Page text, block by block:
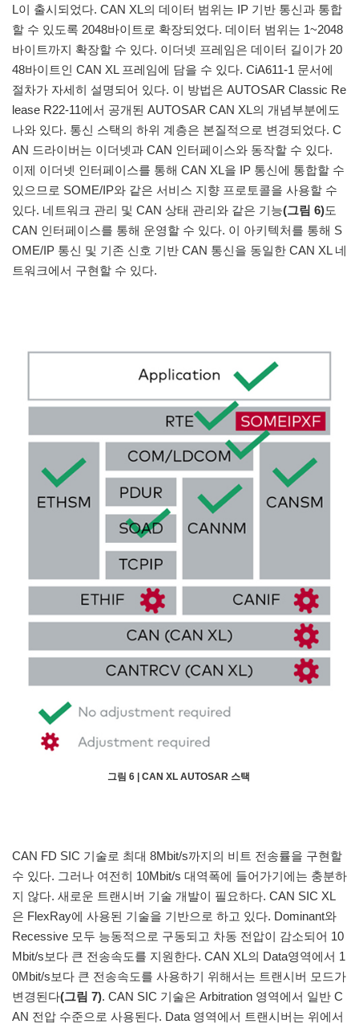
L이 출시되었다. CAN XL의 데이터 범위는 IP 기반 통신과 통합
할 수 있도록 2048바이트로 확장되었다. 데이터 범위는 1~2048
바이트까지 확장할 수 있다. 이더넷 프레임은 데이터 길이가 20
48바이트인 CAN XL 프레임에 담을 수 있다. CiA611-1 문서에
절차가 자세히 설명되어 있다. 이 방법은 AUTOSAR Classic Re
lease R22-11에서 공개된 AUTOSAR CAN XL의 개념부분에도
나와 있다. 통신 스택의 하위 계층은 본질적으로 변경되었다. C
AN 드라이버는 이더넷과 CAN 인터페이스와 동작할 수 있다.
이제 이더넷 인터페이스를 통해 CAN XL을 IP 통신에 통합할 수
있으므로 SOME/IP와 같은 서비스 지향 프로토콜을 사용할 수
있다. 네트워크 관리 및 CAN 상태 관리와 같은 기능(그림 6)도
CAN 인터페이스를 통해 운영할 수 있다. 이 아키텍처를 통해 S
OME/IP 통신 및 기존 신호 기반 CAN 통신을 동일한 CAN XL 네
트워크에서 구현할 수 있다.
그림 6 | CAN XL AUTOSAR 스택
CAN FD SIC 기술로 최대 8Mbit/s까지의 비트 전송률을 구현할
수 있다. 그러나 여전히 10Mbit/s 대역폭에 들어가기에는 충분하
지 않다. 새로운 트랜시버 기술 개발이 필요하다. CAN SIC XL
은 FlexRay에 사용된 기술을 기반으로 하고 있다. Dominant와
Recessive 모두 능동적으로 구동되고 차동 전압이 감소되어 10
Mbit/s보다 큰 전송속도를 지원한다. CAN XL의 Data영역에서 1
0Mbit/s보다 큰 전송속도를 사용하기 위해서는 트랜시버 모드가
변경된다(그림 7). CAN SIC 기술은 Arbitration 영역에서 일반 C
AN 전압 수준으로 사용된다. Data 영역에서 트랜시버는 위에서